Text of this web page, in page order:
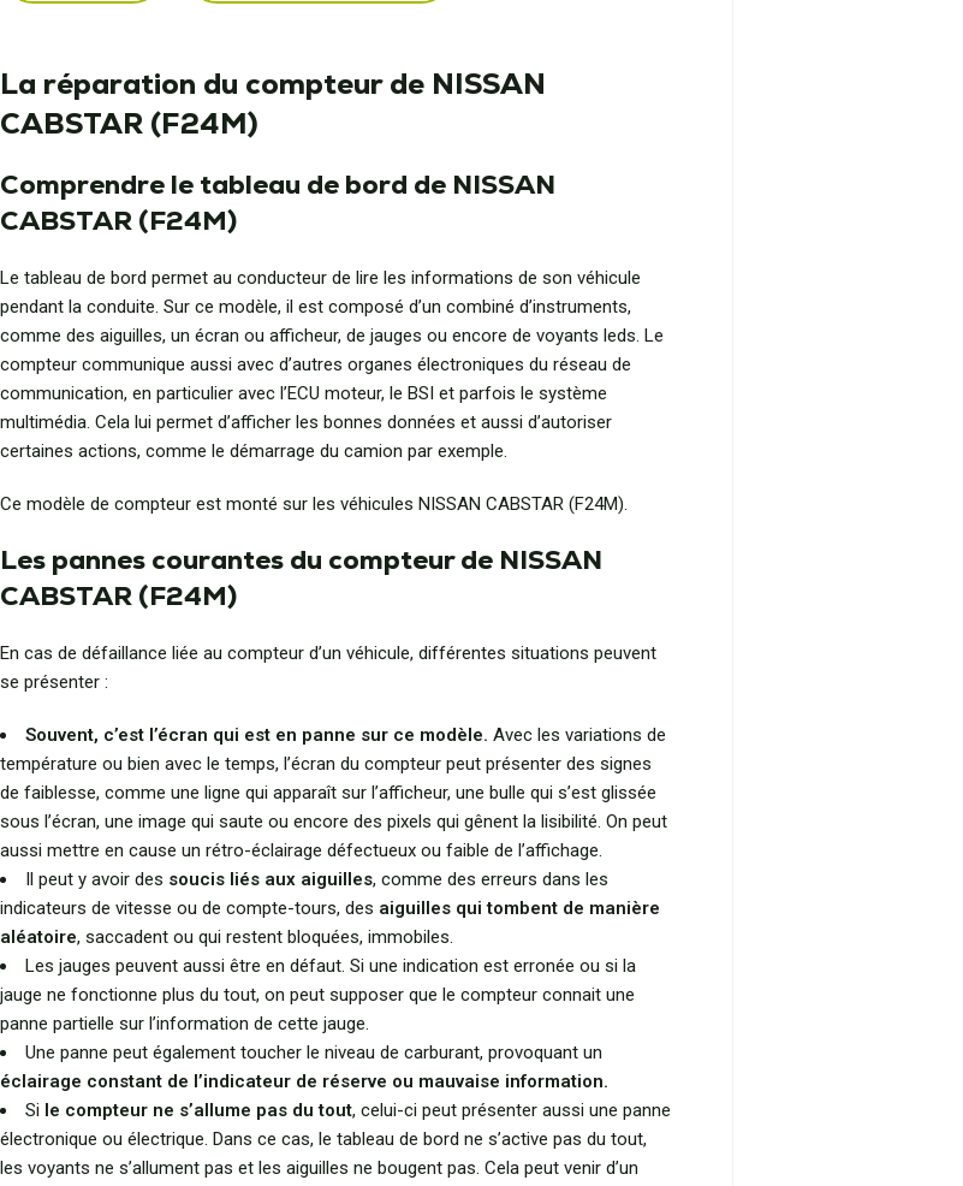
La réparation du compteur de NISSAN
CABSTAR (F24M)
Comprendre le tableau de bord de NISSAN
CABSTAR (F24M)
Le tableau de bord permet au conducteur de lire les informations de son véhicule
pendant la conduite. Sur ce modèle, il est composé d’un combiné d’instruments,
comme des aiguilles, un écran ou afficheur, de jauges ou encore de voyants leds. Le
compteur communique aussi avec d’autres organes électroniques du réseau de
communication, en particulier avec l’ECU moteur, le BSI et parfois le système
multimédia. Cela lui permet d’afficher les bonnes données et aussi d’autoriser
certaines actions, comme le démarrage du camion par exemple.
Ce modèle de compteur est monté sur les véhicules NISSAN CABSTAR (F24M).
Les pannes courantes du compteur de NISSAN
CABSTAR (F24M)
En cas de défaillance liée au compteur d’un véhicule, différentes situations peuvent
se présenter :
Souvent, c’est l’écran qui est en panne sur ce modèle. Avec les variations de
température ou bien avec le temps, l’écran du compteur peut présenter des signes
de faiblesse, comme une ligne qui apparaît sur l’afficheur, une bulle qui s’est glissée
sous l’écran, une image qui saute ou encore des pixels qui gênent la lisibilité. On peut
aussi mettre en cause un rétro-éclairage défectueux ou faible de l’affichage.
Il peut y avoir des soucis liés aux aiguilles, comme des erreurs dans les
indicateurs de vitesse ou de compte-tours, des aiguilles qui tombent de manière
aléatoire, saccadent ou qui restent bloquées, immobiles.
Les jauges peuvent aussi être en défaut. Si une indication est erronée ou si la
jauge ne fonctionne plus du tout, on peut supposer que le compteur connait une
panne partielle sur l’information de cette jauge.
Une panne peut également toucher le niveau de carburant, provoquant un
éclairage constant de l’indicateur de réserve ou mauvaise information.
Si le compteur ne s’allume pas du tout, celui-ci peut présenter aussi une panne
électronique ou électrique. Dans ce cas, le tableau de bord ne s’active pas du tout,
les voyants ne s’allument pas et les aiguilles ne bougent pas. Cela peut venir d’un